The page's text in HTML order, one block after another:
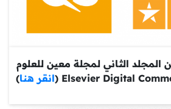
المجلد الثاني لمجلة معين للعلوم
انقر هنا)